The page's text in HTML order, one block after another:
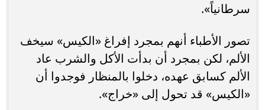
سرطانياً».
تصور الأطباء أنهم بمجرد إفراغ «الكيس» سيخف
الألم، لكن بمجرد أن بدأت الأكل والشرب عاد
الألم كسابق عهده، دخلوا بالمنظار فوجدوا أن
«الكيس» قد تحول إلى «خراج».